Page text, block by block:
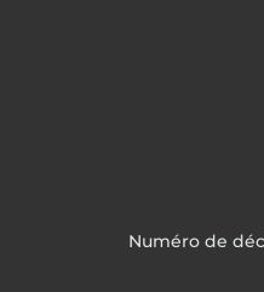
Numéro de